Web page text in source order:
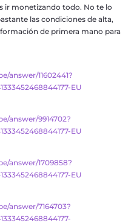
ir monetizando todo. No te lo
las condiciones de alta,
de primera mano para
answer/11602441?
EU
answer/9914702?
EU
answer/1709858?
EU
answer/7164703?